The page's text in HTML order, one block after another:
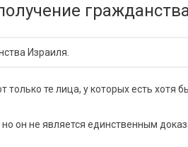
Израиля.
те лица, у которых есть хотя
он не является единственным